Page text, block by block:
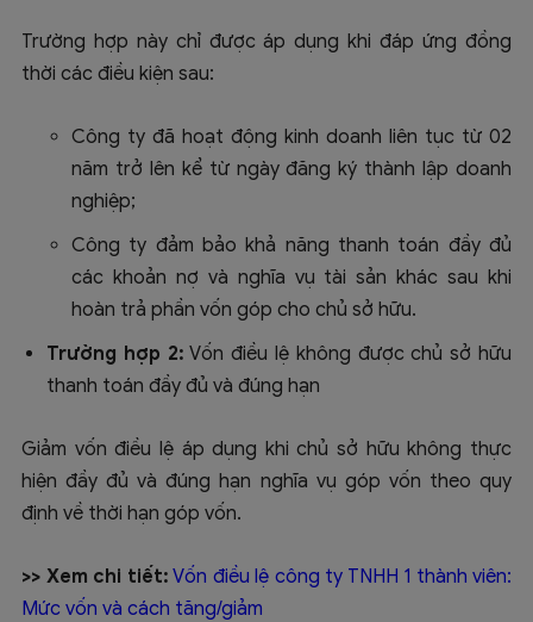
Trường hợp này chỉ được áp dụng khi đáp ứng đồng
thời các điều kiện sau:
Công ty đã hoạt động kinh doanh liên tục từ 02
năm trở lên kể từ ngày đăng ký thành lập doanh
nghiệp;
Công ty đảm bảo khả năng thanh toán đầy đủ
các khoản nợ và nghĩa vụ tài sản khác sau khi
hoàn trả phần vốn góp cho chủ sở hữu.
Trường hợp 2: Vốn điều lệ không được chủ sở hữu
thanh toán đầy đủ và đúng hạn
Giảm vốn điều lệ áp dụng khi chủ sở hữu không thực
hiện đầy đủ và đúng hạn nghĩa vụ góp vốn theo quy
định về thời hạn góp vốn.
>> Xem chi tiết: Vốn điều lệ công ty TNHH 1 thành viên:
Mức vốn và cách tăng/giảm